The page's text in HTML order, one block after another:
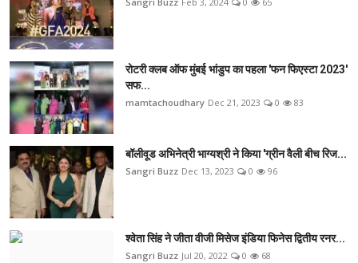
रोटरी क्लब ऑफ मुंबई भांडुप का पहला 'फन फिएस्टा 2023'
सफ...
mamtachoudhary Dec 21, 2023 0 83
बॉलीवूड अभिनेत्री भाग्यश्री ने किया 'ग्रीन वैली बीच रिज...
Sangri Buzz Dec 13, 2023 0 96
श्वेता सिंह ने जीता वीजी मिसेज इंडिया फिनेस द्वितीय रनर...
Sangri Buzz Jul 20, 2022 0 68